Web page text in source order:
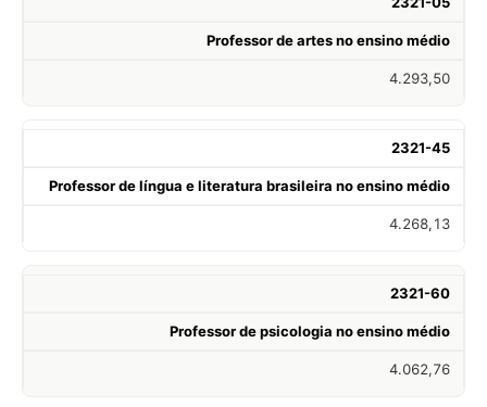
Professor de artes no ensino médio
4.293,50
2321-45
Professor de língua e literatura brasileira no ensino médio
4.268,13
2321-60
Professor de psicologia no ensino médio
4.062,76